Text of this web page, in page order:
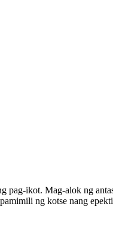
pag-ikot. Mag-alok ng
ng kotse nang